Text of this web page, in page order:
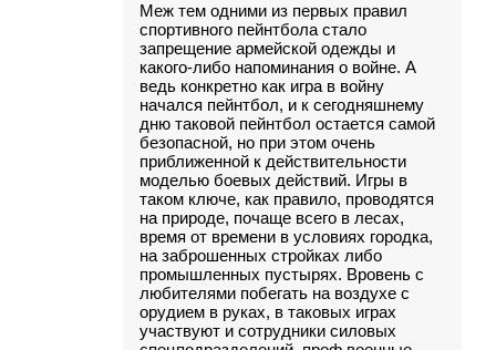
Меж тем одними из первых правил
спортивного пейнтбола стало
запрещение армейской одежды и
какого-либо напоминания о войне. А
ведь конкретно как игра в войну
начался пейнтбол, и к сегодняшнему
дню таковой пейнтбол остается самой
безопасной, но при этом очень
приближенной к действительности
моделью боевых действий. Игры в
таком ключе, как правило, проводятся
на природе, почаще всего в лесах,
время от времени в условиях городка,
на заброшенных стройках либо
промышленных пустырях. Вровень с
любителями побегать на воздухе с
орудием в руках, в таковых играх
участвуют и сотрудники силовых